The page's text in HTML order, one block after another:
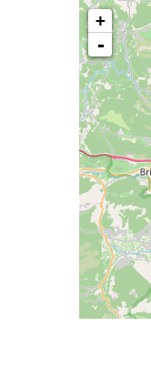
+
-